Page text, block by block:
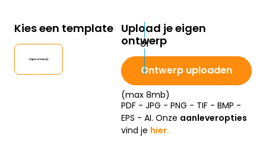
Kies een template Upload je eigen
ontwerp
Ontwerp uploaden
(max 8mb)
PDF - JPG - PNG - TIF - BMP -
EPS - AI. Onze aanleveropties
vind je hier.